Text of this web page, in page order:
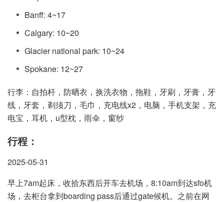
Banff: 4~17
Calgary: 10~20
Glacier national park: 10~24
Spokane: 12~27
行李：自拍杆，防晒衣，换洗衣物，拖鞋，牙刷，牙膏，牙
线，牙套，剃须刀，毛巾，充电线x2，电脑，手机支架，充
电宝，耳机，u型枕，雨伞，窗纱
行程：
2025-05-31
早上7am起床，收拾东西后开车去机场，8:10am到达sfo机
场，去柜台拿到boarding pass后通过gate候机。之前在网